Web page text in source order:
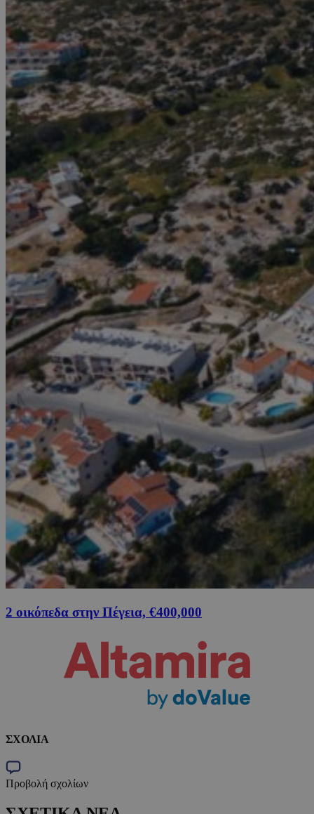
2 οικόπεδα στην Πέγεια, €400,000
ΣΧΟΛΙΑ
Προβολή σχολίων